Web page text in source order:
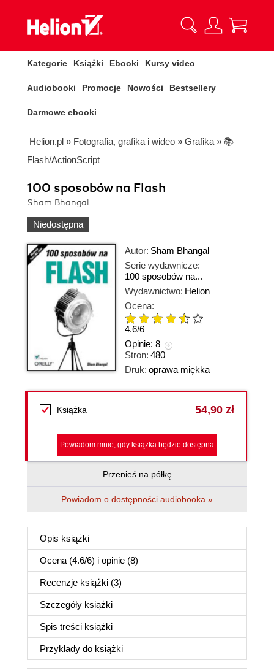
Kategorie Książki Ebooki Kursy video
Audiobooki Promocje Nowości Bestsellery
Darmowe ebooki
Helion.pl » Fotografia, grafika i wideo » Grafika » 📚
Flash/ActionScript
100 sposobów na Flash
Sham Bhangal
Niedostępna
Autor: Sham Bhangal
Serie wydawnicze:
100 sposobów na...
Wydawnictwo: Helion
Ocena:
4.6/6
Opinie: 8
Stron: 480
Druk: oprawa miękka
Książka 54,90 zł
Powiadom mnie, gdy książka będzie dostępna
Przenieś na półkę
Powiadom o dostępności audiobooka »
Opis książki
Ocena (4.6/6) i opinie (8)
Recenzje książki (3)
Szczegóły książki
Spis treści książki
Przykłady do książki